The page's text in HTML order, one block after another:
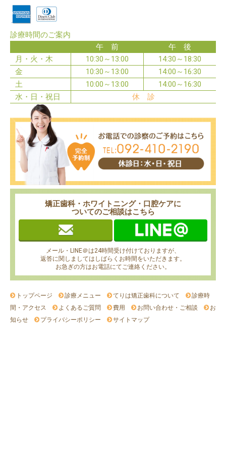
診療時間のご案内
午 前
午 後
月・火・木
10:30～13:00
14:30～18:30
金
10:30～13:00
14:00～16:30
土
10:00～13:00
14:00～16:30
水・日・祝日
休 診
矯正歯科・ホワイトニング・口腔ケアに
ついてのご相談はこちら
メール・LINE＠は24時間受け付けておりますが、
返答に関しましてはしばらくお時間をいただきます。
お急ぎの方はお電話にてご連絡ください。
トップページ 診療メニュー てりは矯正歯科について
診療時
間・アクセス
よくあるご質問 費用 お問い合わせ・ご相談
お
知らせ
プライバシーポリシー サイトマップ